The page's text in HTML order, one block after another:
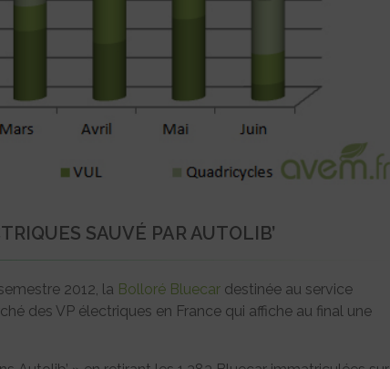
SAUVÉ PAR AUTOLIB’
2012, la Bolloré Bluecar destinée au service
des VP électriques en France qui affiche au final une